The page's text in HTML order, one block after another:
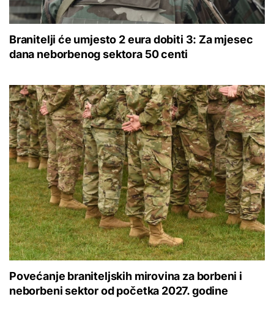
Branitelji će umjesto 2 eura dobiti 3: Za mjesec
dana neborbenog sektora 50 centi
Povećanje braniteljskih mirovina za borbeni i
neborbeni sektor od početka 2027. godine